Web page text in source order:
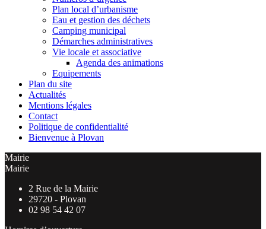
Plan local d’urbanisme
Eau et gestion des déchets
Camping municipal
Démarches administratives
Vie locale et associative
Agenda des animations
Equipements
Plan du site
Actualités
Mentions légales
Contact
Politique de confidentialité
Bienvenue à Plovan
Mairie
Mairie
2 Rue de la Mairie
29720 - Plovan
02 98 54 42 07